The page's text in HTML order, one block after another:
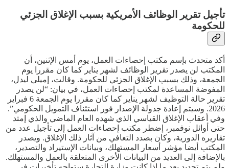
تأجيل تقرير الوظائف الأمريكية بسبب الإغلاق الجزئي
للحكومة
أكد متحدث بإسم مكتب إحصاءات العمل، يوم أمس الإثنين، أن
المكتب لن يصدر تقرير الوظائف لشهر يناير كما كان مقررا يوم
الجمعة، وذلك بسبب الإغلاق الجزئي للحكومة. وقالت، إميلي ليدل،
المفوضة المساعدة لمكتب إحصاءات العمل، في بيان: “لن يصدر
تقرير حالة التوظيف لشهر يناير كما كان مقررا يوم الجمعة 6 فبراير
2026. وسيتم إعادة جدولة الإصدار فور استئناف التمويل الحكومي”.
وفي أعقاب الإغلاق القياسي الذي شهده العام الماضي والذي إمتد
حتى أوائل نوفمبر، إضطر مكتب إحصاءات العمل إلى تأجيل عدد من
تقاريره الدورية، وكان بصدد التعافي من آثار ذلك الإغلاق. ويصدر
المكتب أيضا مؤشر أسعار المستهلك، وبيانات الإستيراد والتصدير،
بالإضافة إلى العديد من البيانات الأخرى المتعلقة بالعمل والمستهلك.